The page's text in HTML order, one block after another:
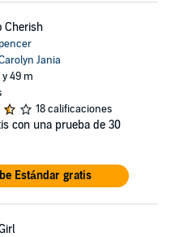
Cherish
Jania
49 m
18 calificaciones
con una prueba de 30
Estándar gratis